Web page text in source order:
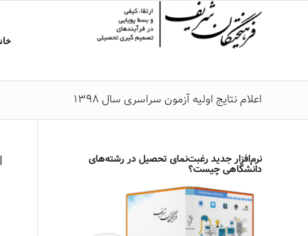
اعلام نتایج اولیه آزمون سراسری سال 1398
نرم‌افزار جدید رغبت‌نمای تحصیل در رشته‌های
دانشگاهی چیست؟